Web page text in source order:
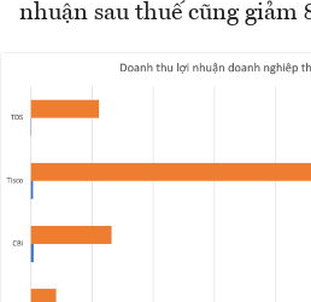
nhuận sau thuế cũng giảm